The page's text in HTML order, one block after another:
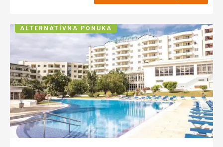
Pridať
do
ALTERNATÍVNA PONUKA